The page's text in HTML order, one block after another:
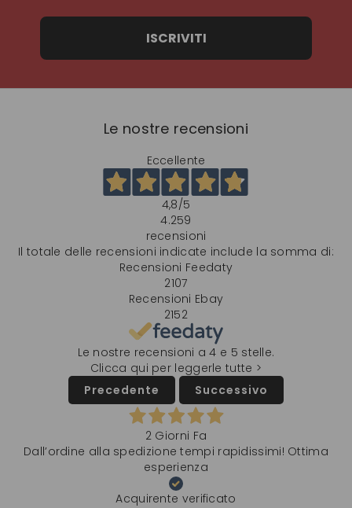
ISCRIVITI
Le nostre recensioni
Eccellente
4,8/5
4.259
recensioni
Il totale delle recensioni indicate include la somma di:
Recensioni Feedaty
2107
Recensioni Ebay
2152
Le nostre recensioni a 4 e 5 stelle.
Clicca qui per leggerle tutte >
Precedente
Successivo
2 Giorni Fa
Dall’ordine alla spedizione tempi rapidissimi! Ottima
esperienza
Acquirente verificato